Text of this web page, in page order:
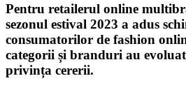
Pentru retailerul online
sezonul estival 2023 a adus
consumatorilor de fashion
categorii și branduri au
privința cererii.